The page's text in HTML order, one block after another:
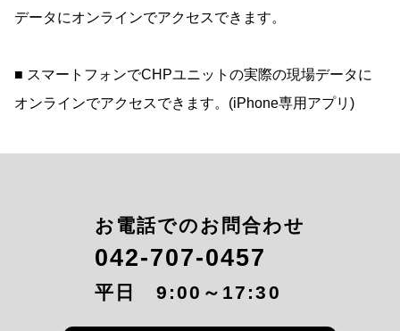
データにオンラインでアクセスできます。
■ スマートフォンでCHPユニットの実際の現場データに
オンラインでアクセスできます。(iPhone専用アプリ)
お電話でのお問合わせ
042-707-0457
平日 9:00～17:30